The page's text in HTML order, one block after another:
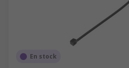
En stock